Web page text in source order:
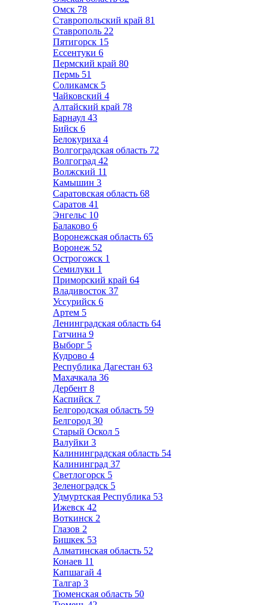
Омск 78
Ставропольский край 81
Ставрополь 22
Пятигорск 15
Ессентуки 6
Пермский край 80
Пермь 51
Соликамск 5
Чайковский 4
Алтайский край 78
Барнаул 43
Бийск 6
Белокуриха 4
Волгоградская область 72
Волгоград 42
Волжский 11
Камышин 3
Саратовская область 68
Саратов 41
Энгельс 10
Балаково 6
Воронежская область 65
Воронеж 52
Острогожск 1
Семилуки 1
Приморский край 64
Владивосток 37
Уссурийск 6
Артем 5
Ленинградская область 64
Гатчина 9
Выборг 5
Кудрово 4
Республика Дагестан 63
Махачкала 36
Дербент 8
Каспийск 7
Белгородская область 59
Белгород 30
Старый Оскол 5
Валуйки 3
Калининградская область 54
Калининград 37
Светлогорск 5
Зеленоградск 5
Удмуртская Республика 53
Ижевск 42
Воткинск 2
Глазов 2
Бишкек 53
Алматинская область 52
Конаев 11
Капшагай 4
Талгар 3
Тюменская область 50